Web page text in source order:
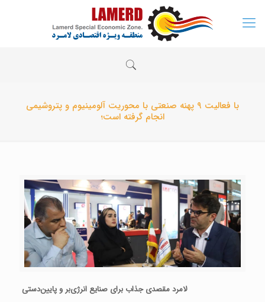
با فعالیت ۹ پهنه صنعتی با محوریت آلومینیوم و پتروشیمی
انجام گرفته است؛
لامرد مقصدی جذاب برای صنایع انرژی‌بر و پایین‌دستی